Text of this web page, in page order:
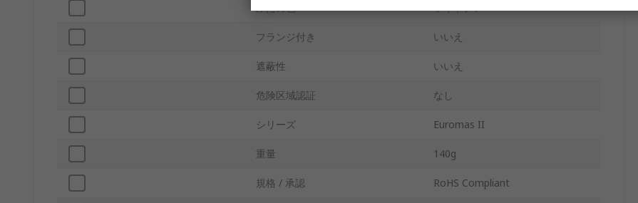
ふたの色 ライトグレー
フランジ付き いいえ
遮蔽性 いいえ
危険区域認証 なし
シリーズ Euromas II
重量 140g
規格 / 承認 RoHS Compliant